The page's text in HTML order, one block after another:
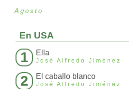
Agosto
En USA
1 Ella
José Alfredo Jiménez
2 El caballo blanco
José Alfredo Jiménez